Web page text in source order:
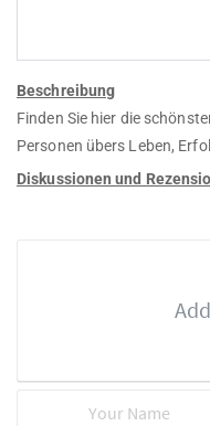
Beschreibung
Finden Sie hier die
Personen übers Leben,
Diskussionen und